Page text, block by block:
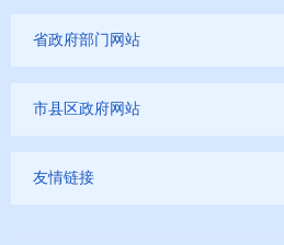
省政府部门网站
市县区政府网站
友情链接